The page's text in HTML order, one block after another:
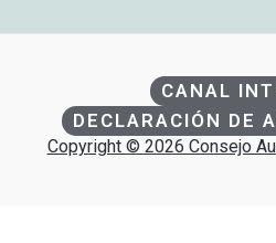
CANAL
DECLARACIÓN DE
Copyright © 2026 Consejo